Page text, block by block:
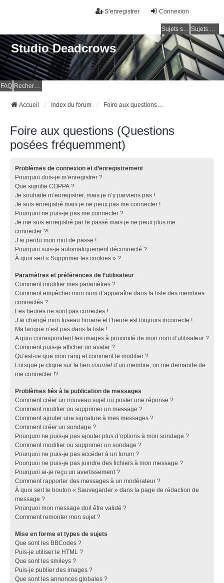
Connexion
S’enregistrer
Sujets sans réponse Sujets actifs
Studio Deadcrows
FAQ Rechercher
Accueil Index du forum Foire aux questions (Questions posées fréquemment)
Foire aux questions (Questions
posées fréquemment)
Problèmes de connexion et d’enregistrement
Pourquoi dois-je m’enregistrer ?
Que signifie COPPA ?
Je souhaite m’enregistrer, mais je n’y parviens pas !
Je suis enregistré mais je ne peux pas me connecter !
Pourquoi ne puis-je pas me connecter ?
Je me suis enregistré par le passé mais je ne peux plus me
connecter ?!
J’ai perdu mon mot de passe !
Pourquoi suis-je automatiquement déconnecté ?
À quoi sert « Supprimer les cookies » ?
Paramètres et préférences de l’utilisateur
Comment modifier mes paramètres ?
Comment empêcher mon nom d’apparaître dans la liste des membres
connectés ?
Les heures ne sont pas correctes !
J’ai changé mon fuseau horaire et l’heure est toujours incorrecte !
Ma langue n’est pas dans la liste !
A quoi correspondent les images à proximité de mon nom d’utilisateur ?
Comment puis-je afficher un avatar ?
Qu’est-ce que mon rang et comment le modifier ?
Lorsque je clique sur le lien courriel d’un membre, on me demande de
me connecter !?
Problèmes liés à la publication de messages
Comment créer un nouveau sujet ou poster une réponse ?
Comment modifier ou supprimer un message ?
Comment ajouter une signature à mes messages ?
Comment créer un sondage ?
Pourquoi ne puis-je pas ajouter plus d’options à mon sondage ?
Comment modifier ou supprimer un sondage ?
Pourquoi ne puis-je pas accéder à un forum ?
Pourquoi ne puis-je pas joindre des fichiers à mon message ?
Pourquoi ai-je reçu un avertissement ?
Comment rapporter des messages à un modérateur ?
À quoi sert le bouton « Sauvegarder » dans la page de rédaction de
message ?
Pourquoi mon message doit être validé ?
Comment remonter mon sujet ?
Mise en forme et types de sujets
Que sont les BBCodes ?
Puis-je utiliser le HTML ?
Que sont les smileys ?
Puis-je publier des images ?
Que sont les annonces globales ?